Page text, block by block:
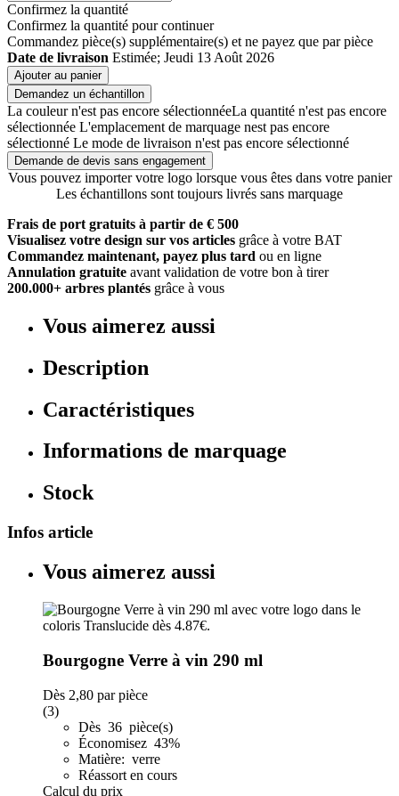
Confirmez la quantité
Confirmez la quantité pour continuer
Commandez pièce(s) supplémentaire(s) et ne payez que par pièce
Date de livraison Estimée; Jeudi 13 Août 2026
Ajouter au panier
Demandez un échantillon
La couleur n'est pas encore sélectionnéeLa quantité n'est pas encore
sélectionnée L'emplacement de marquage nest pas encore
sélectionné Le mode de livraison n'est pas encore sélectionné
Demande de devis sans engagement
Vous pouvez importer votre logo lorsque vous êtes dans votre panier
Les échantillons sont toujours livrés sans marquage
Frais de port gratuits à partir de € 500
Visualisez votre design sur vos articles grâce à votre BAT
Commandez maintenant, payez plus tard ou en ligne
Annulation gratuite avant validation de votre bon à tirer
200.000+ arbres plantés grâce à vous
Vous aimerez aussi
Description
Caractéristiques
Informations de marquage
Stock
Infos article
Vous aimerez aussi
Bourgogne Verre à vin 290 ml
Dès 2,80 par pièce
(3)
Dès 36 pièce(s)
Économisez 43%
Matière: verre
Réassort en cours
Calcul du prix